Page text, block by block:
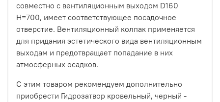
совместно с вентиляционным выходом D160
H=700, имеет соответствующее посадочное
отверстие. Вентиляционный колпак применяется
для придания эстетического вида вентиляционным
выходам и предотвращает попадание в них
атмосферных осадков.
С этим товаром рекомендуем дополнительно
приобрести Гидрозатвор кровельный, черный -